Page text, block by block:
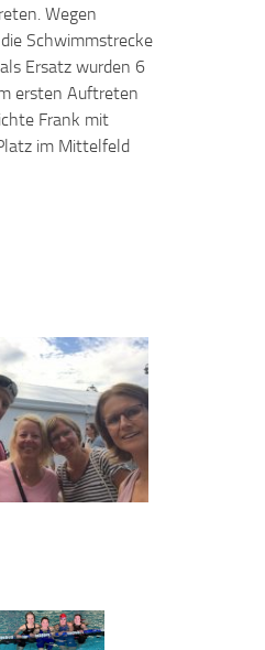
Wegen
Schwimmstrecke
Ersatz wurden 6
ersten Auftreten
Frank mit
im Mittelfeld